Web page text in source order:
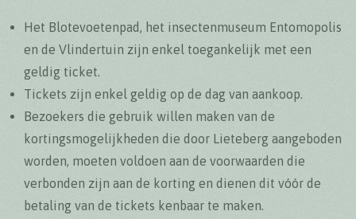
Het Blotevoetenpad, het insectenmuseum Entomopolis
en de Vlindertuin zijn enkel toegankelijk met een
geldig ticket.
Tickets zijn enkel geldig op de dag van aankoop.
Bezoekers die gebruik willen maken van de
kortingsmogelijkheden die door Lieteberg aangeboden
worden, moeten voldoen aan de voorwaarden die
verbonden zijn aan de korting en dienen dit vóór de
betaling van de tickets kenbaar te maken.